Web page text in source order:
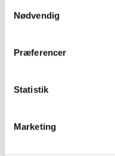
Nødvendig
Præferencer
Statistik
Marketing
Modstanderhold